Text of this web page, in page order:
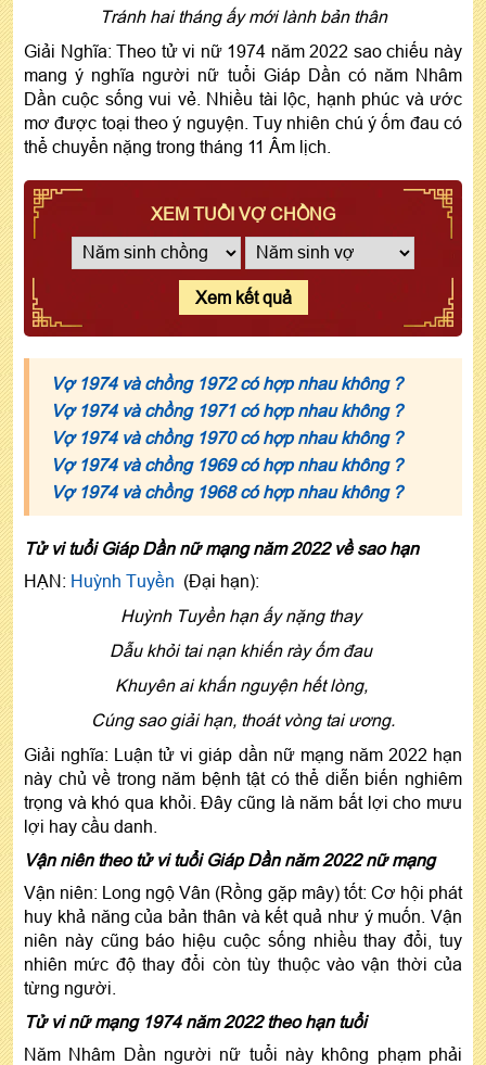
Tránh hai tháng ấy mới lành bản thân
Giải Nghĩa: Theo tử vi nữ 1974 năm 2022 sao chiếu này
mang ý nghĩa người nữ tuổi Giáp Dần có năm Nhâm
Dần cuộc sống vui vẻ. Nhiều tài lộc, hạnh phúc và ước
mơ được toại theo ý nguyện. Tuy nhiên chú ý ốm đau có
thể chuyển nặng trong tháng 11 Âm lịch.
XEM TUỔI VỢ CHỒNG
Xem kết quả
Vợ 1974 và chồng 1972 có hợp nhau không ?
Vợ 1974 và chồng 1971 có hợp nhau không ?
Vợ 1974 và chồng 1970 có hợp nhau không ?
Vợ 1974 và chồng 1969 có hợp nhau không ?
Vợ 1974 và chồng 1968 có hợp nhau không ?
Tử vi tuổi Giáp Dần nữ mạng năm 2022 về sao hạn
HẠN: Huỳnh Tuyền (Đại hạn):
Huỳnh Tuyền hạn ấy nặng thay
Dẫu khỏi tai nạn khiến rày ốm đau
Khuyên ai khấn nguyện hết lòng,
Cúng sao giải hạn, thoát vòng tai ương.
Giải nghĩa: Luận tử vi giáp dần nữ mạng năm 2022 hạn
này chủ về trong năm bệnh tật có thể diễn biến nghiêm
trọng và khó qua khỏi. Đây cũng là năm bất lợi cho mưu
lợi hay cầu danh.
Vận niên theo tử vi tuổi Giáp Dần năm 2022 nữ mạng
Vận niên: Long ngộ Vân (Rồng gặp mây) tốt: Cơ hội phát
huy khả năng của bản thân và kết quả như ý muốn. Vận
niên này cũng báo hiệu cuộc sống nhiều thay đổi, tuy
nhiên mức độ thay đổi còn tùy thuộc vào vận thời của
từng người.
Tử vi nữ mạng 1974 năm 2022 theo hạn tuổi
Năm Nhâm Dần người nữ tuổi này không phạm phải